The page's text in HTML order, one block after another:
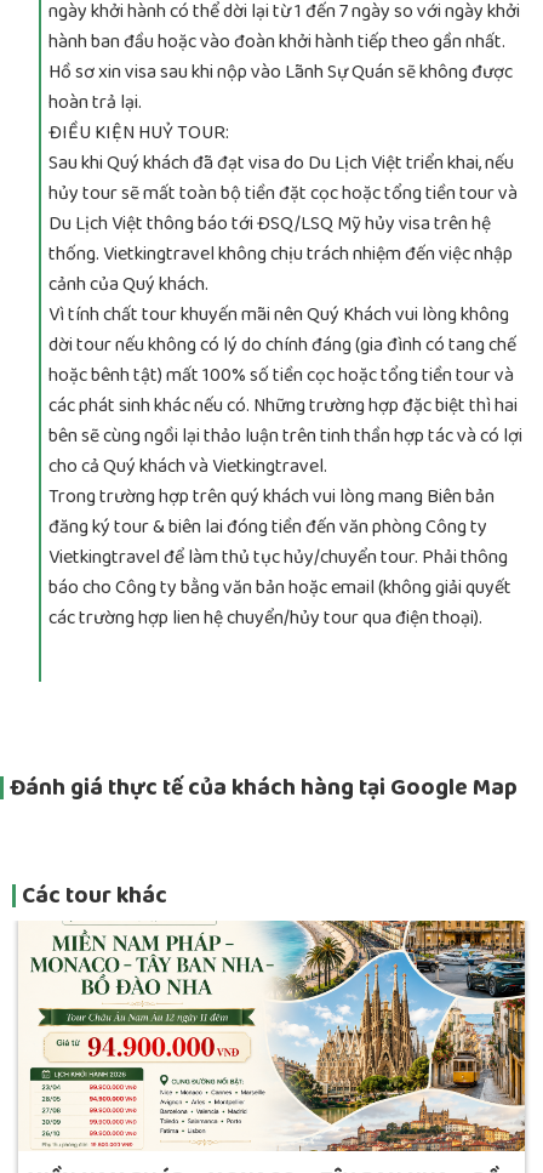
ngày khởi hành có thể dời lại từ 1 đến 7 ngày so với ngày khởi
hành ban đầu hoặc vào đoàn khởi hành tiếp theo gần nhất.
Hồ sơ xin visa sau khi nộp vào Lãnh Sự Quán sẽ không được
hoàn trả lại.
ĐIỀU KIỆN HUỶ TOUR:
Sau khi Quý khách đã đạt visa do Du Lịch Việt triển khai, nếu
hủy tour sẽ mất toàn bộ tiền đặt cọc hoặc tổng tiền tour và
Du Lịch Việt thông báo tới ĐSQ/LSQ Mỹ hủy visa trên hệ
thống. Vietkingtravel không chịu trách nhiệm đến việc nhập
cảnh của Quý khách.
Vì tính chất tour khuyến mãi nên Quý Khách vui lòng không
dời tour nếu không có lý do chính đáng (gia đình có tang chế
hoặc bênh tật) mất 100% số tiền cọc hoặc tổng tiền tour và
các phát sinh khác nếu có. Những trường hợp đặc biệt thì hai
bên sẽ cùng ngồi lại thảo luận trên tinh thần hợp tác và có lợi
cho cả Quý khách và Vietkingtravel.
Trong trường hợp trên quý khách vui lòng mang Biên bản
đăng ký tour & biên lai đóng tiền đến văn phòng Công ty
Vietkingtravel để làm thủ tục hủy/chuyển tour. Phải thông
báo cho Công ty bằng văn bản hoặc email (không giải quyết
các trường hợp lien hệ chuyển/hủy tour qua điện thoại).
Đánh giá thực tế của khách hàng tại Google Map
Các tour khác